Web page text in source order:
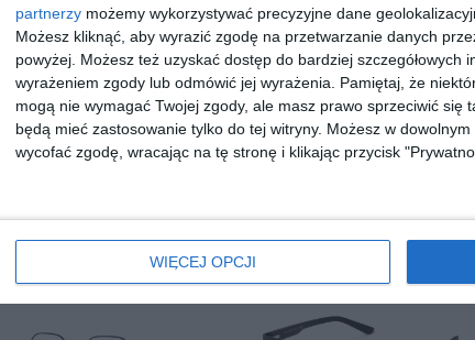
partnerzy możemy wykorzystywać precyzyjne dane
Możesz kliknąć, aby wyrazić zgodę na przetwarzanie danych
powyżej. Możesz też uzyskać dostęp do bardziej szczegółowych
wyrażeniem zgody lub odmówić jej wyrażenia.
Pamiętaj, że
mogą nie wymagać Twojej zgody, ale masz prawo sprzeciwić się
będą mieć zastosowanie tylko do tej witryny. Możesz w
wycofać zgodę, wracając na tę stronę i klikając przycisk
WIĘCEJ OPCJI
D BY D DBOF0017 GG00
179,
40
RAY BAN 0RX4340V 2034
ICON
543,
20